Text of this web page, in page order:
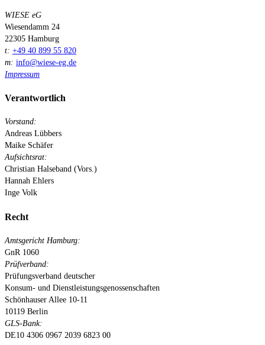
WIESE eG
Wiesendamm 24
22305 Hamburg
t: +49 40 899 55 820
m: info@wiese-eg.de
Impressum
Verantwortlich
Vorstand:
Andreas Lübbers
Maike Schäfer
Aufsichtsrat:
Christian Halseband (Vors.)
Hannah Ehlers
Inge Volk
Recht
Amtsgericht Hamburg:
GnR 1060
Prüfverband:
Prüfungsverband deutscher
Konsum- und Dienstleistungsgenossenschaften
Schönhauser Allee 10-11
10119 Berlin
GLS-Bank:
DE10 4306 0967 2039 6823 00